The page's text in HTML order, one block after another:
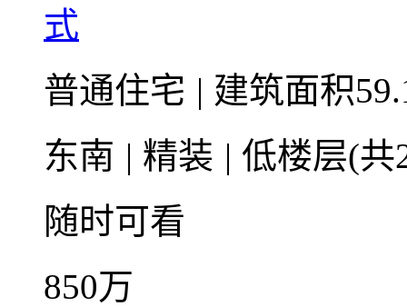
式
普通住宅 | 建筑面积
东南 | 精装 | 低楼层(
随时可看
850万